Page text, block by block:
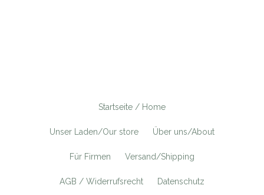
Startseite / Home
Unser Laden/Our store Über uns/About
Für Firmen Versand/Shipping
AGB / Widerrufsrecht Datenschutz